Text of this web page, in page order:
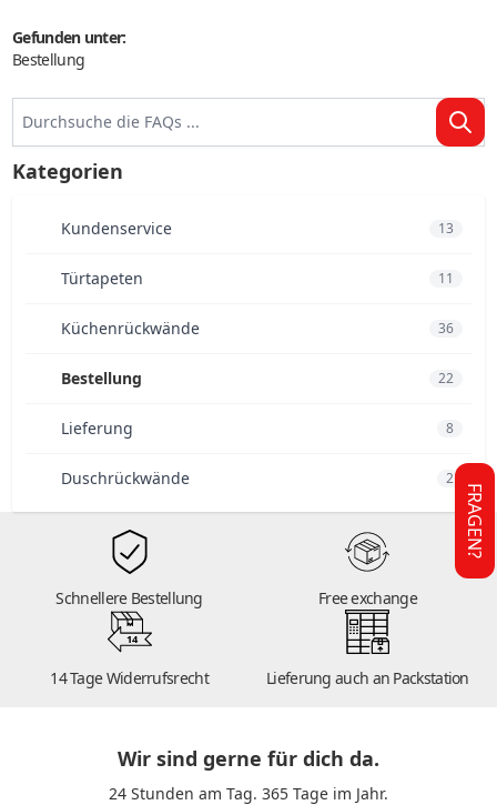
Kategorien
Kundenservice 13
Türtapeten 11
Küchenrückwände 36
Bestellung 22
Lieferung 8
Duschrückwände 2
Gefunden unter:
Bestellung
Schnellere Bestellung Free exchange
14
14 Tage Widerrufsrecht Lieferung auch an Packstation
Wir sind gerne für dich da.
24 Stunden am Tag. 365 Tage im Jahr.
FRAGEN?